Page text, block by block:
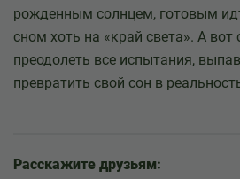
рожденным солнцем, готовым
сном хоть на «край света». А
преодолеть все испытания,
превратить свой сон в
Расскажите друзьям: